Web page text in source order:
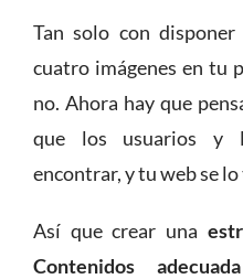
Tan solo con
cuatro imágenes en tu
no. Ahora hay que
que los usuarios y
encontrar, y tu web se
Así que crear una
Contenidos